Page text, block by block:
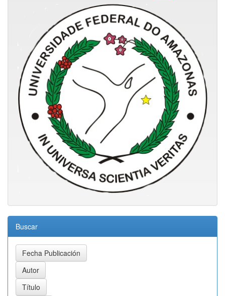
Buscar